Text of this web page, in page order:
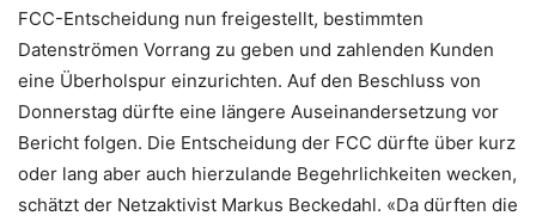
FCC-Entscheidung nun freigestellt, bestimmten
Datenströmen Vorrang zu geben und zahlenden Kunden
eine Überholspur einzurichten. Auf den Beschluss von
Donnerstag dürfte eine längere Auseinandersetzung vor
Bericht folgen. Die Entscheidung der FCC dürfte über kurz
oder lang aber auch hierzulande Begehrlichkeiten wecken,
schätzt der Netzaktivist Markus Beckedahl. «Da dürften die